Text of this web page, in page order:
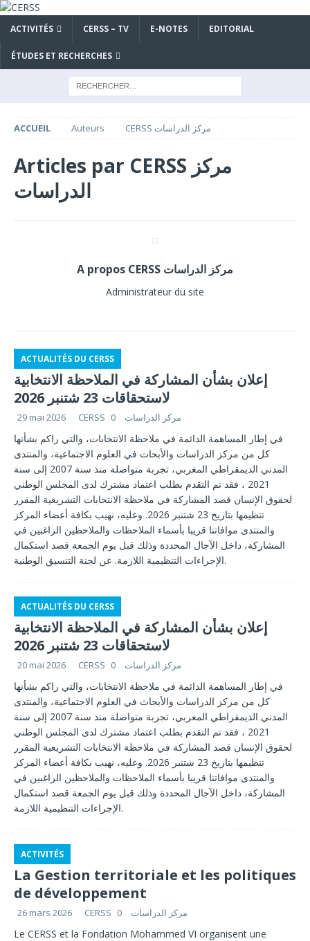
ACTIVITÉS CERSS – TV E-NOTES EDITORIAL
ÉTUDES ET RECHERCHES
ACCUEIL Auteurs CERSS مركز الدراسات
Articles par CERSS مركز
الدراسات
A propos CERSS مركز الدراسات
Administrateur du site
ACTUALITÉS DU CERSS
إعلان بشأن المشاركة في الملاحظة الانتخابية
لاستحقاقات 23 شتنبر 2026
29 mai 2026 CERSS مركز الدراسات 0
في إطار المساهمة الدائمة في ملاحظة الانتخابات، والتي راكم بشأنها
كل من مركز الدراسات والأبحاث في العلوم الاجتماعية، والمنتدى
المدني الديمقراطي المغربي، تجربة متواصلة منذ سنة 2007 إلى سنة
2021 ، فقد تم التقدم بطلب اعتماد مشترك لدى المجلس الوطني
لحقوق الإنسان قصد المشاركة في ملاحظة الانتخابات التشريعية المقرر
تنظيمها بتاريخ 23 شتنبر 2026. وعليه، نهيب بكافة أعضاء المركز
والمنتدى موافاتنا قريبا بأسماء الملاحظات والملاحظين الراغبين في
المشاركة، داخل الآجال المحددة وذلك قبل يوم الجمعة قصد استكمال
الإجراءات التنظيمية اللازمة. عن لجنة التنسيق الوطنية.
ACTUALITÉS DU CERSS
إعلان بشأن المشاركة في الملاحظة الانتخابية
لاستحقاقات 23 شتنبر 2026
20 mai 2026 CERSS مركز الدراسات 0
في إطار المساهمة الدائمة في ملاحظة الانتخابات، والتي راكم بشأنها
كل من مركز الدراسات والأبحاث في العلوم الاجتماعية، والمنتدى
المدني الديمقراطي المغربي، تجربة متواصلة منذ سنة 2007 إلى سنة
2021 ، فقد تم التقدم بطلب اعتماد مشترك لدى المجلس الوطني
لحقوق الإنسان قصد المشاركة في ملاحظة الانتخابات التشريعية المقرر
تنظيمها بتاريخ 23 شتنبر 2026. وعليه، نهيب بكافة أعضاء المركز
والمنتدى موافاتنا قريبا بأسماء الملاحظات والملاحظين الراغبين في
المشاركة، داخل الآجال المحددة وذلك قبل يوم الجمعة قصد استكمال
الإجراءات التنظيمية اللازمة.
ACTIVITÉS
La Gestion territoriale et les politiques
de développement
26 mars 2026 CERSS مركز الدراسات 0
Le CERSS et la Fondation Mohammed VI organisent une